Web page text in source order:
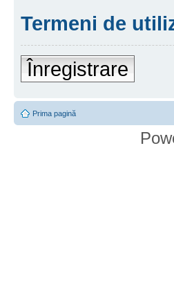
Termeni de
Înregistrare
Prima pagină